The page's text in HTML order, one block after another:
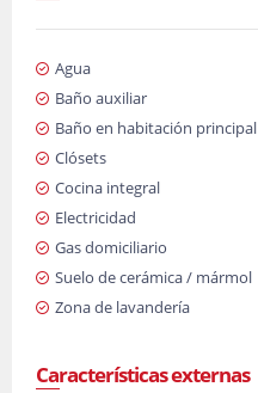
Agua
Baño auxiliar
Baño en habitación principal
Clósets
Cocina integral
Electricidad
Gas domiciliario
Suelo de cerámica / mármol
Zona de lavandería
Características externas